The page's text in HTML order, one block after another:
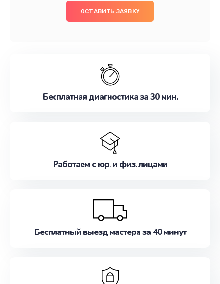
ОСТАВИТЬ ЗАЯВКУ
Бесплатная диагностика за 30 мин.
Работаем с юр. и физ. лицами
Бесплатный выезд мастера за 40 минут